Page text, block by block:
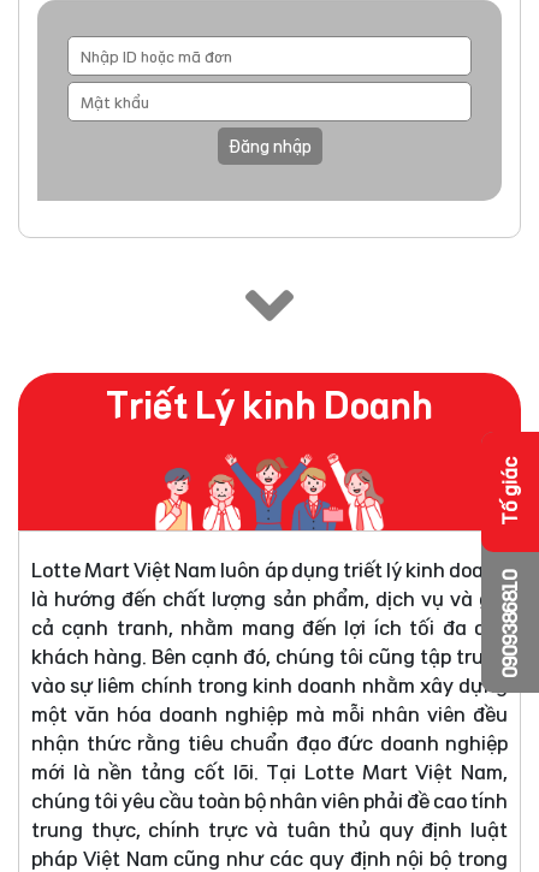
Đăng nhập
Triết Lý kinh Doanh
Lotte Mart Việt Nam luôn áp dụng triết lý kinh doanh
là hướng đến chất lượng sản phẩm, dịch vụ và giá
cả cạnh tranh, nhằm mang đến lợi ích tối đa cho
khách hàng. Bên cạnh đó, chúng tôi cũng tập trung
vào sự liêm chính trong kinh doanh nhằm xây dựng
một văn hóa doanh nghiệp mà mỗi nhân viên đều
nhận thức rằng tiêu chuẩn đạo đức doanh nghiệp
mới là nền tảng cốt lõi. Tại Lotte Mart Việt Nam,
chúng tôi yêu cầu toàn bộ nhân viên phải đề cao tính
trung thực, chính trực và tuân thủ quy định luật
pháp Việt Nam cũng như các quy định nội bộ trong
0909386810
Tố giác